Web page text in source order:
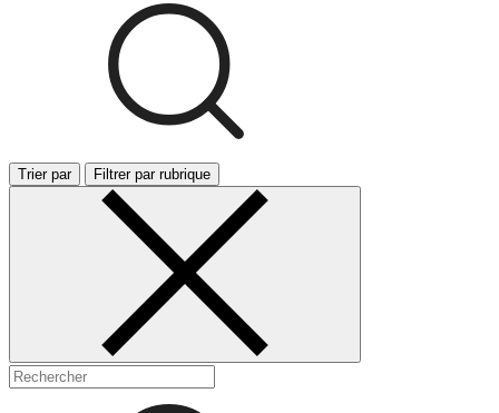
Trier par Filtrer par rubrique